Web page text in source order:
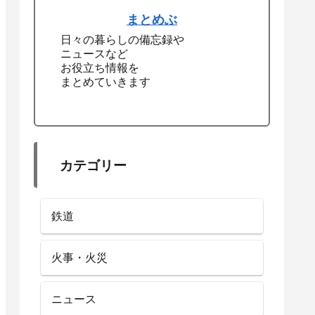
まとめぶ
日々の暮らしの備忘録や
ニュースなど
お役立ち情報を
まとめていきます
カテゴリー
鉄道
火事・火災
ニュース